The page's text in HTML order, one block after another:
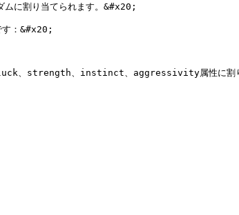
ムに割り当てられます。&#x20;
：&#x20;
のluck、strength、instinct、aggressivity属性に割り